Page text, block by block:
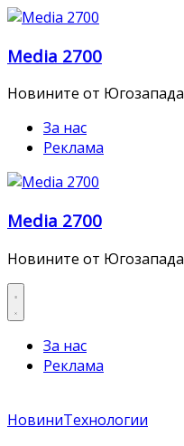
Skip
content
Media 2700
Новините от Югозапада
За нас
Реклама
Media 2700
Новините от Югозапада
За нас
Реклама
НовиниТехнологии